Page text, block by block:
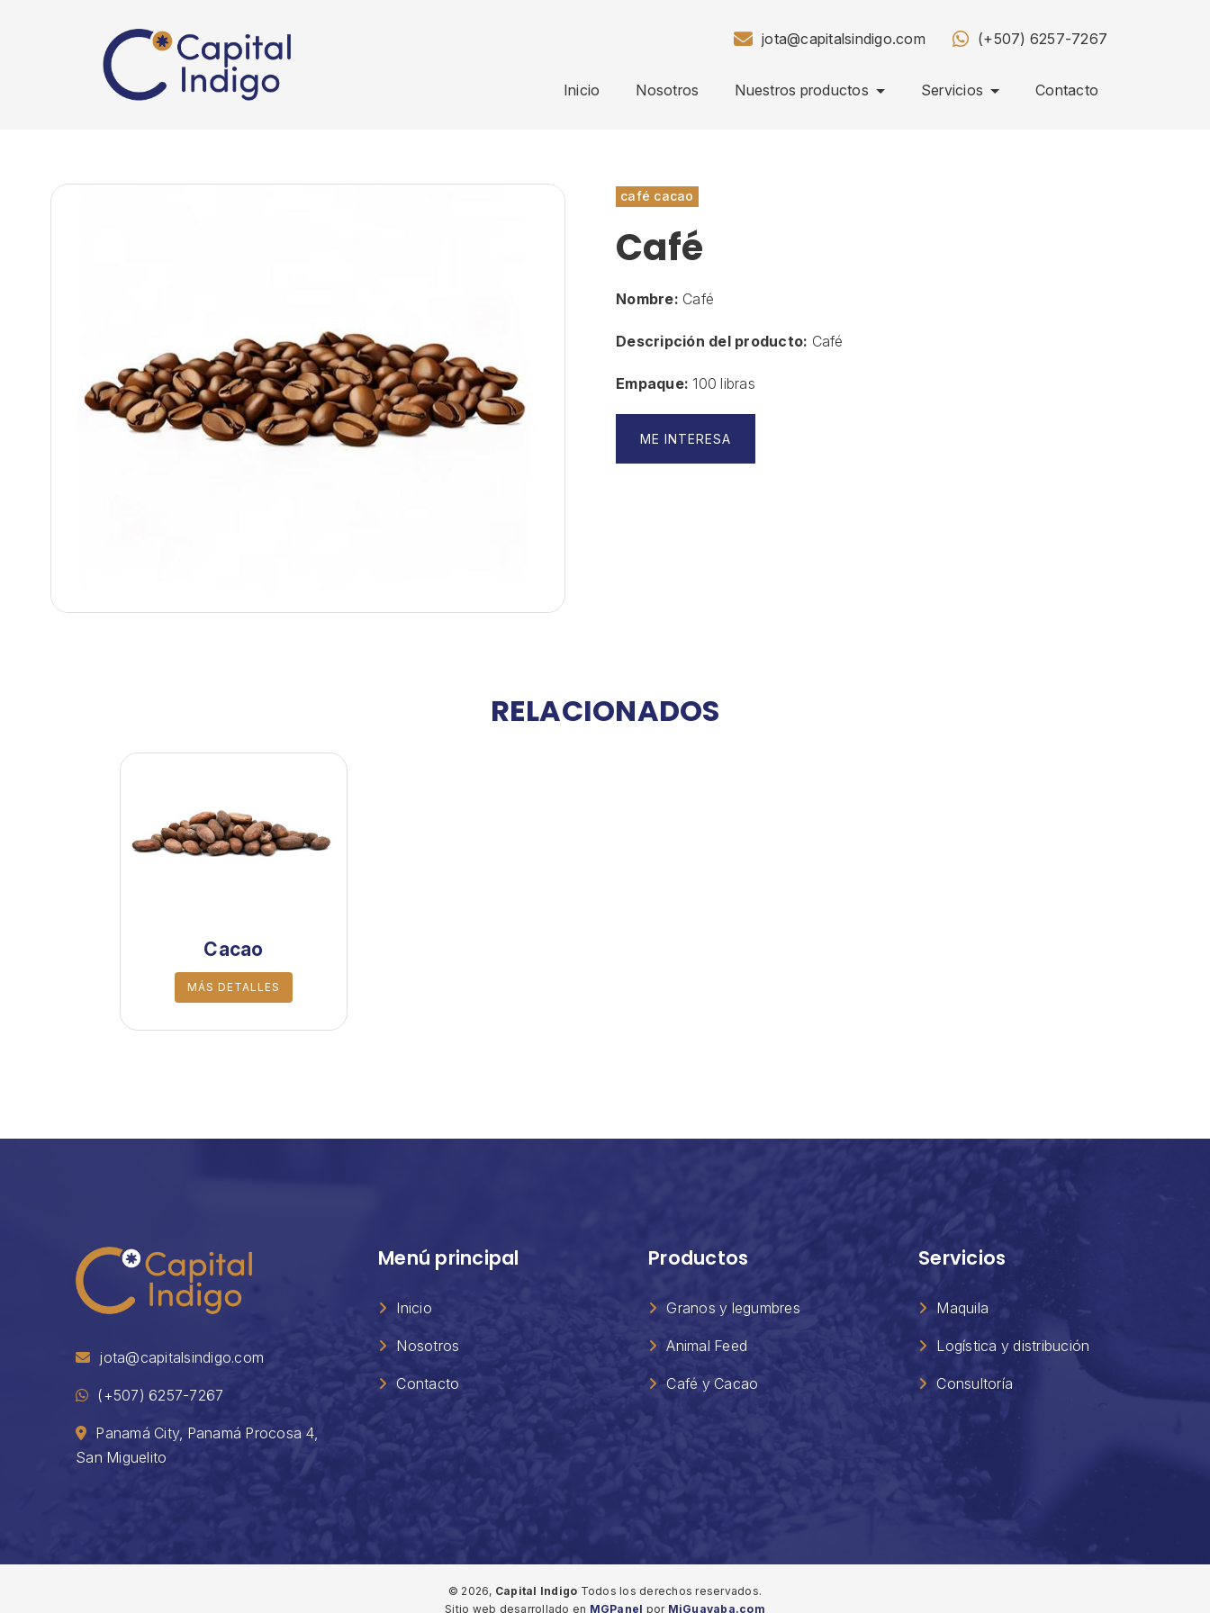
jota@capitalsindigo.com (+507) 6257-7267
Inicio Nosotros Nuestros productos Servicios Contacto
café cacao
Café
Nombre: Café
Descripción del producto: Café
Empaque:100 libras
ME INTERESA
RELACIONADOS
Cacao
MÁS DETALLES
jota@capitalsindigo.com
(+507) 6257-7267
Panamá City, Panamá Procosa 4,
San Miguelito
Menú principal
Inicio
Nosotros
Contacto
Productos
Granos y legumbres
Animal Feed
Café y Cacao
Servicios
Maquila
Logística y distribución
Consultoría
© 2026, Capital Indigo Todos los derechos reservados.
Sitio web desarrollado en MGPanel por MiGuayaba.com